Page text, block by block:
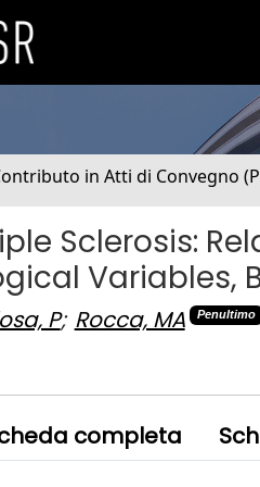
in Atti di Convegno
Sclerosis:
Variables,
P; Rocca, MA Penultimo
completa